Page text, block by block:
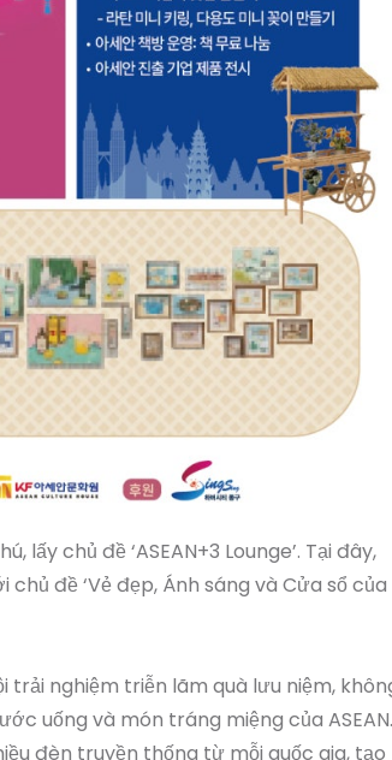
chủ đề ‘ASEAN+3 Lounge’. Tại đây,
đề ‘Vẻ đẹp, Ánh sáng và Cửa sổ của
trải nghiệm triễn lãm quà lưu niệm,
uống và món tráng miệng của ASEAN.
đèn truyền thống từ mỗi quốc gia, tạo